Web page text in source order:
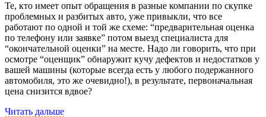
Те, кто имеет опыт обращения в разные компании по скупке
проблемных и разбитых авто, уже привыкли, что все
работают по одной и той же схеме: “предварительная оценка
по телефону или заявке” потом выезд специалиста для
“окончательной оценки” на месте. Надо ли говорить, что при
осмотре “оценщик” обнаружит кучу дефектов и недостатков у
вашей машины (которые всегда есть у любого подержанного
автомобиля, это же очевидно!), в результате, первоначальная
цена снизится вдвое?
Читать дальше